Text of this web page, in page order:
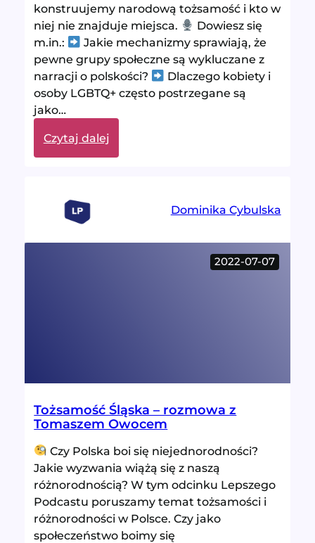
konstruujemy narodową tożsamość i kto w
niej nie znajduje miejsca.
Dowiesz się
m.in.:
Jakie mechanizmy sprawiają, że
pewne grupy społeczne są wykluczane z
narracji o polskości?
Dlaczego kobiety i
osoby LGBTQ+ często postrzegane są
jako…
Czytaj dalej:
Kim
Dominika Cybulska
2022-07-07
Tożsamość Śląska – rozmowa z
Tomaszem Owocem
Czy Polska boi się niejednorodności?
Jakie wyzwania wiążą się z naszą
różnorodnością? W tym odcinku Lepszego
Podcastu poruszamy temat tożsamości i
różnorodności w Polsce. Czy jako
społeczeństwo boimy się